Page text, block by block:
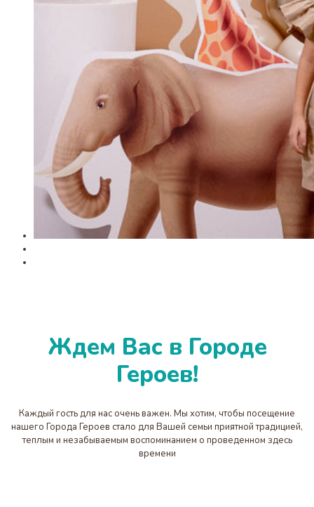
Ждем Вас в Городе
Героев!
Каждый гость для нас очень важен. Мы хотим, чтобы посещение
нашего Города Героев стало для Вашей семьи приятной традицией,
теплым и незабываемым воспоминанием о проведенном здесь
времени